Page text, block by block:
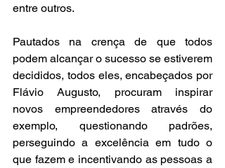
entre outros.
Pautados na crença de que todos
podem alcançar o sucesso se estiverem
decididos, todos eles, encabeçados por
Flávio Augusto, procuram inspirar
novos empreendedores através do
exemplo, questionando padrões,
perseguindo a excelência em tudo o
que fazem e incentivando as pessoas a